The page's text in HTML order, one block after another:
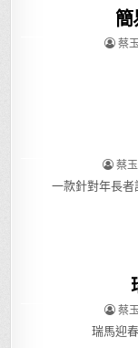
簡
蔡
蔡玉
一款針對年長
蔡
瑞馬迎